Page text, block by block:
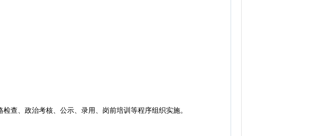
、政治考核、公示、录用、岗前培训等程序组织实施。